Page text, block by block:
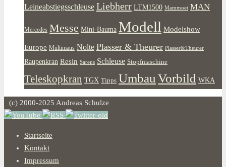
Leineabstiegsschleuse Liebherr LTM1500 Mammoet MAN
Mercedes Messe Mini-Bauma Modell Modelshow
Europe Multimaus Nolte Plasser & Theurer Plasser&Theurer
Raupenkran Resin Sarens Schleuse Stopfmaschine
Teleskopkran TGX Tipps Umbau Vorbild WKA
(c) 2000-2025 Andreas Schulze
Startseite
Kontakt
Impressum